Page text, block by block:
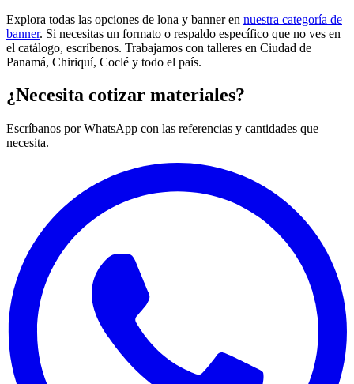
Explora todas las opciones de lona y banner en nuestra categoría de
banner. Si necesitas un formato o respaldo específico que no ves en
el catálogo, escríbenos. Trabajamos con talleres en Ciudad de
Panamá, Chiriquí, Coclé y todo el país.
¿Necesita cotizar materiales?
Escríbanos por WhatsApp con las referencias y cantidades que
necesita.